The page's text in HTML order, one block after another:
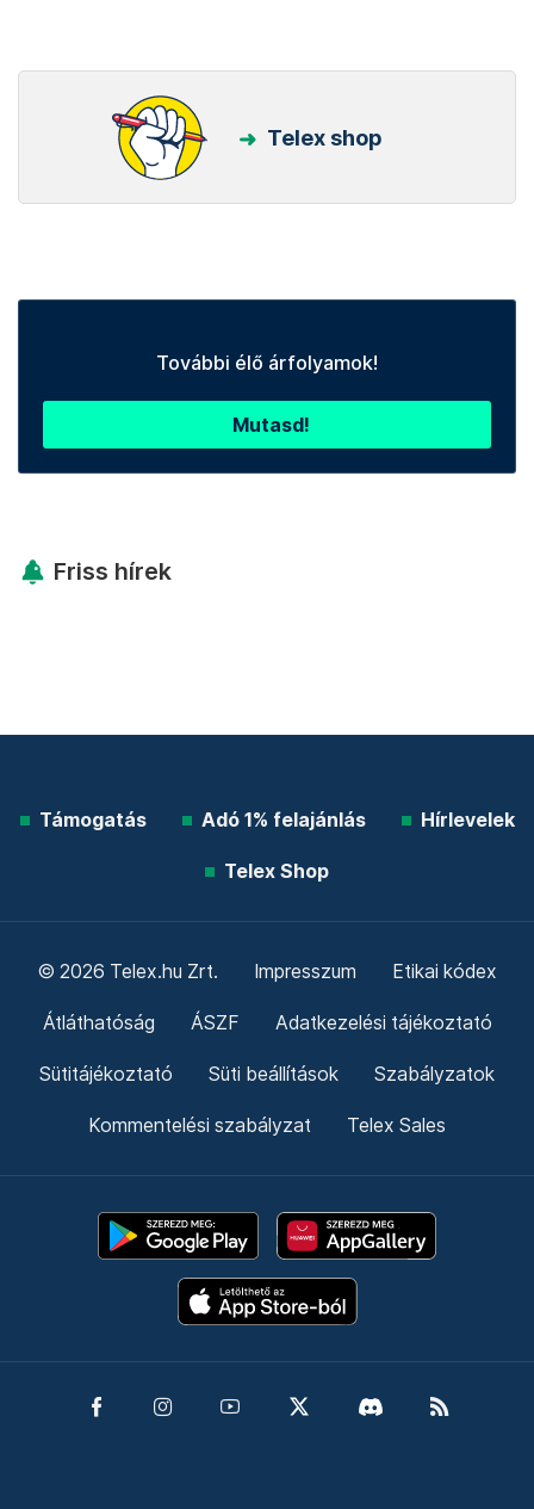
Telex shop
További élő árfolyamok!
Mutasd!
Friss hírek
Támogatás Adó 1% felajánlás Hírlevelek
Telex Shop
© 2026 Telex.hu Zrt. Impresszum Etikai kódex
Átláthatóság ÁSZF Adatkezelési tájékoztató
Sütitájékoztató Süti beállítások Szabályzatok
Kommentelési szabályzat Telex Sales